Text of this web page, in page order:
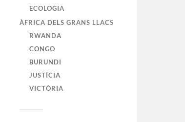
ECOLOGIA
ÀFRICA DELS GRANS LLACS
RWANDA
CONGO
BURUNDI
JUSTÍCIA
VICTÒRIA